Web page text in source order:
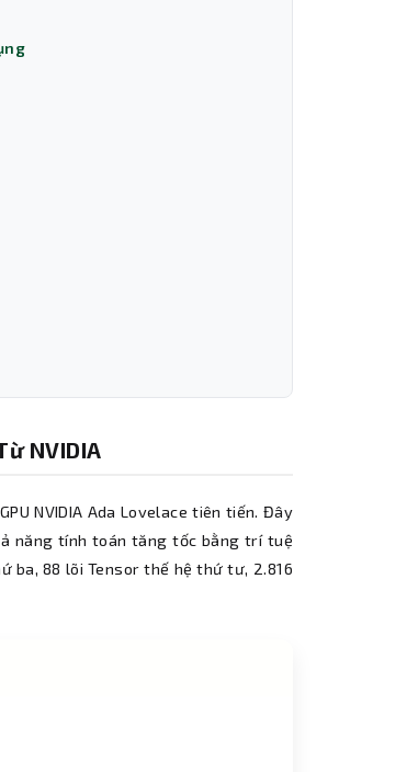
NVIDIA
NVIDIA Ada Lovelace tiên tiến. Đây
năng tính toán tăng tốc bằng trí tuệ
ba, 88 lõi Tensor thế hệ thứ tư, 2.816